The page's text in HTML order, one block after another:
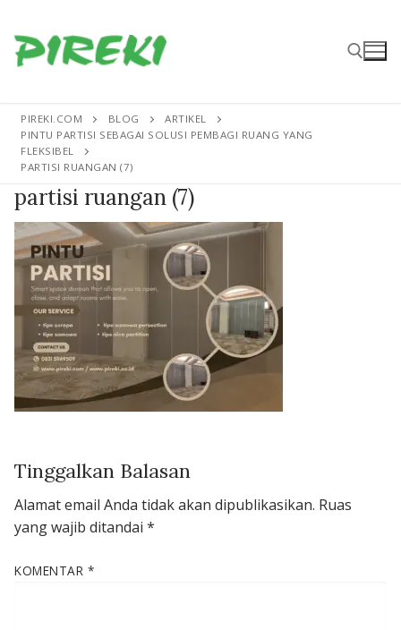
ke
konten
Cari:
PIREKI.COM BLOG
ARTIKEL
PINTU PARTISI SEBAGAI SOLUSI PEMBAGI RUANG YANG
FLEKSIBEL
PARTISI RUANGAN (7)
partisi ruangan (7)
Tinggalkan Balasan
Alamat email Anda tidak akan dipublikasikan. Ruas
yang wajib ditandai *
KOMENTAR *